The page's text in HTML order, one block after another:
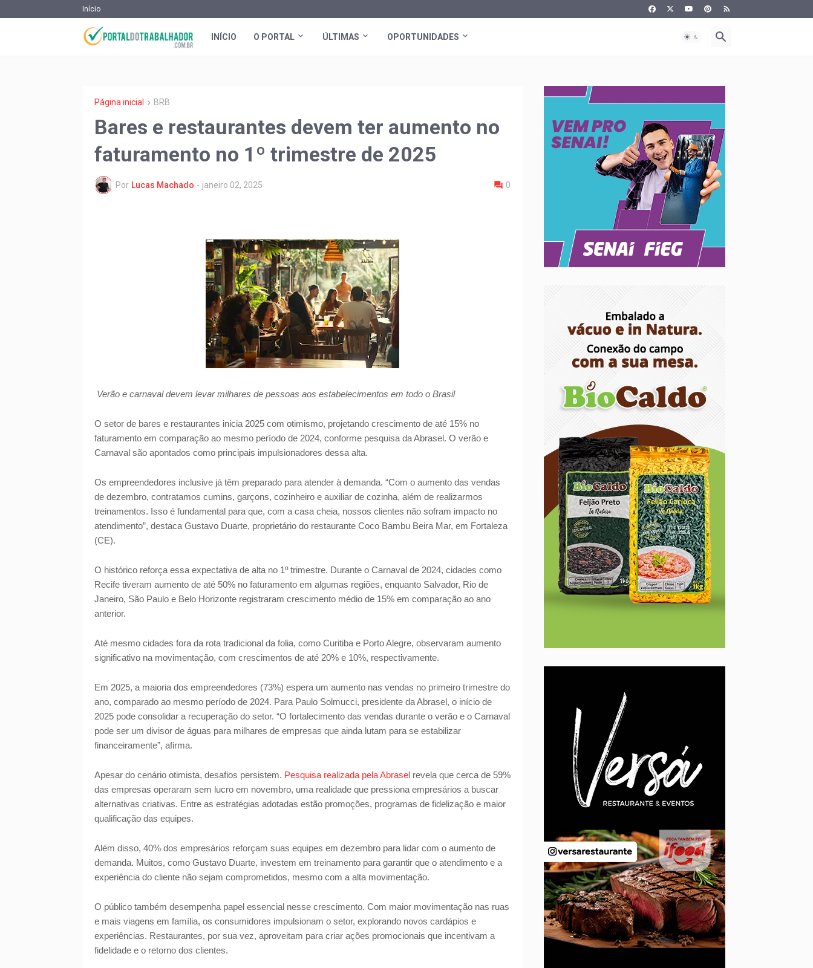
Início
INÍCIO O PORTAL ÚLTIMAS OPORTUNIDADES
Página inicial BRB
Bares e restaurantes devem ter aumento no
faturamento no 1º trimestre de 2025
Por Lucas Machado - janeiro 02, 2025 0
Verão e carnaval devem levar milhares de pessoas aos estabelecimentos em todo o Brasil
O setor de bares e restaurantes inicia 2025 com otimismo, projetando crescimento de até 15% no
faturamento em comparação ao mesmo período de 2024, conforme pesquisa da Abrasel. O verão e
Carnaval são apontados como principais impulsionadores dessa alta.
Os empreendedores inclusive já têm preparado para atender à demanda. “Com o aumento das vendas
de dezembro, contratamos cumins, garçons, cozinheiro e auxiliar de cozinha, além de realizarmos
treinamentos. Isso é fundamental para que, com a casa cheia, nossos clientes não sofram impacto no
atendimento”, destaca Gustavo Duarte, proprietário do restaurante Coco Bambu Beira Mar, em Fortaleza
(CE).
O histórico reforça essa expectativa de alta no 1º trimestre. Durante o Carnaval de 2024, cidades como
Recife tiveram aumento de até 50% no faturamento em algumas regiões, enquanto Salvador, Rio de
Janeiro, São Paulo e Belo Horizonte registraram crescimento médio de 15% em comparação ao ano
anterior.
Até mesmo cidades fora da rota tradicional da folia, como Curitiba e Porto Alegre, observaram aumento
significativo na movimentação, com crescimentos de até 20% e 10%, respectivamente.
Em 2025, a maioria dos empreendedores (73%) espera um aumento nas vendas no primeiro trimestre do
ano, comparado ao mesmo período de 2024. Para Paulo Solmucci, presidente da Abrasel, o início de
2025 pode consolidar a recuperação do setor. “O fortalecimento das vendas durante o verão e o Carnaval
pode ser um divisor de águas para milhares de empresas que ainda lutam para se estabilizar
financeiramente”, afirma.
Apesar do cenário otimista, desafios persistem. Pesquisa realizada pela Abraselrevela que cerca de 59%
das empresas operaram sem lucro em novembro, uma realidade que pressiona empresários a buscar
alternativas criativas. Entre as estratégias adotadas estão promoções, programas de fidelização e maior
qualificação das equipes.
Além disso, 40% dos empresários reforçam suas equipes em dezembro para lidar com o aumento de
demanda. Muitos, como Gustavo Duarte, investem em treinamento para garantir que o atendimento e a
experiência do cliente não sejam comprometidos, mesmo com a alta movimentação.
O público também desempenha papel essencial nesse crescimento. Com maior movimentação nas ruas
e mais viagens em família, os consumidores impulsionam o setor, explorando novos cardápios e
experiências. Restaurantes, por sua vez, aproveitam para criar ações promocionais que incentivam a
fidelidade e o retorno dos clientes.